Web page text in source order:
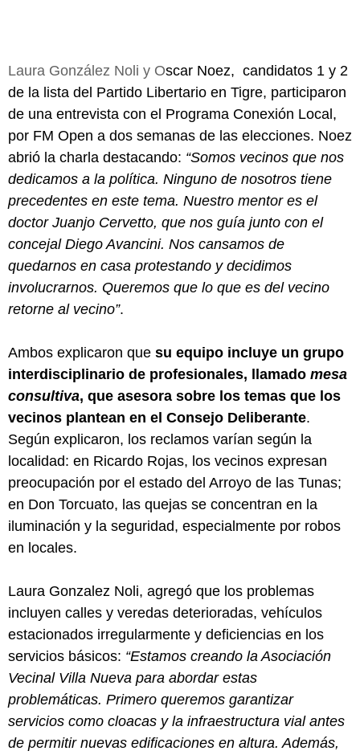
Laura González Noli y Oscar Noez, candidatos 1 y 2
de la lista del Partido Libertario en Tigre, participaron
de una entrevista con el Programa Conexión Local,
por FM Open a dos semanas de las elecciones. Noez
abrió la charla destacando: “Somos vecinos que nos
dedicamos a la política. Ninguno de nosotros tiene
precedentes en este tema. Nuestro mentor es el
doctor Juanjo Cervetto, que nos guía junto con el
concejal Diego Avancini. Nos cansamos de
quedarnos en casa protestando y decidimos
involucrarnos. Queremos que lo que es del vecino
retorne al vecino”.
Ambos explicaron que su equipo incluye un grupo
interdisciplinario de profesionales, llamado mesa
consultiva, que asesora sobre los temas que los
vecinos plantean en el Consejo Deliberante.
Según explicaron, los reclamos varían según la
localidad: en Ricardo Rojas, los vecinos expresan
preocupación por el estado del Arroyo de las Tunas;
en Don Torcuato, las quejas se concentran en la
iluminación y la seguridad, especialmente por robos
en locales.
Laura Gonzalez Noli, agregó que los problemas
incluyen calles y veredas deterioradas, vehículos
estacionados irregularmente y deficiencias en los
servicios básicos: “Estamos creando la Asociación
Vecinal Villa Nueva para abordar estas
problemáticas. Primero queremos garantizar
servicios como cloacas y la infraestructura vial antes
de permitir nuevas edificaciones en altura. Además,